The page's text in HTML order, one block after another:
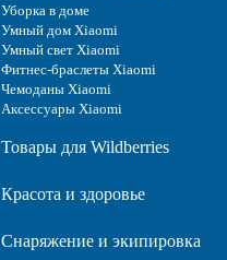
Уборка в доме
Умный дом Xiaomi
Умный свет Xiaomi
Фитнес-браслеты Xiaomi
Чемоданы Xiaomi
Аксессуары Xiaomi
Товары для Wildberries
Красота и здоровье
Снаряжение и экипировка